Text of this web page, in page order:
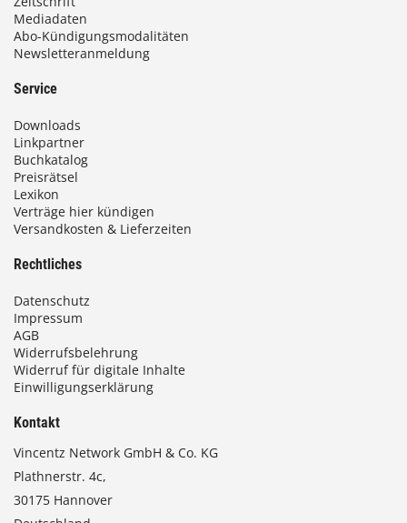
Mediadaten
Abo-Kündigungsmodalitäten
Newsletteranmeldung
Service
Downloads
Linkpartner
Buchkatalog
Preisrätsel
Lexikon
Verträge hier kündigen
Versandkosten & Lieferzeiten
Rechtliches
Datenschutz
Impressum
AGB
Widerrufsbelehrung
Widerruf für digitale Inhalte
Einwilligungserklärung
Kontakt
Vincentz Network GmbH & Co. KG
Plathnerstr. 4c,
30175 Hannover